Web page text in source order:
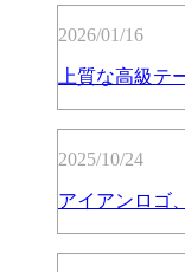
2026/01/16
上質な高級テ
2025/10/24
アイアンロゴ